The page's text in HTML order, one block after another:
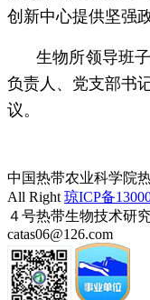
创新中心提供坚强
生物所领导班
负责人、党支部书
议。
中国热带农业科学院
All Right 琼ICP备
４号热带生物技术研
catas06@126.com